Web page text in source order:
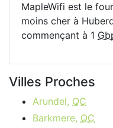
MapleWifi est le
moins cher à
commençant à 1
Villes Proches
Arundel, QC
Barkmere, QC